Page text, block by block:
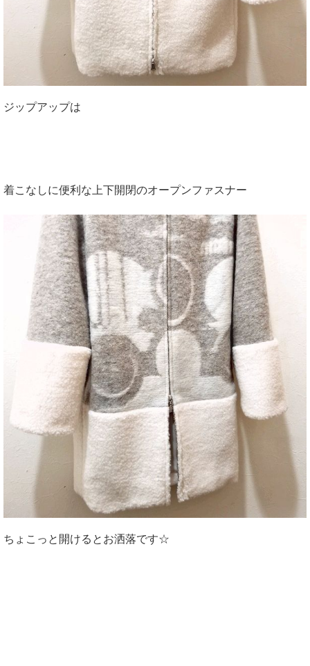
ジップアップは
着こなしに便利な上下開閉のオープンファスナー
ちょこっと開けるとお洒落です☆